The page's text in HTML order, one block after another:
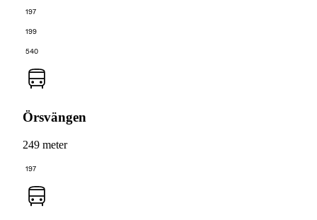
197
199
540
Örsvängen
249 meter
197